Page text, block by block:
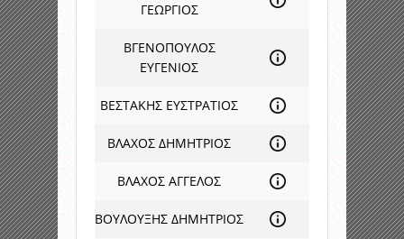
ΓΕΩΡΓΙΟΣ
ΒΓΕΝΟΠΟΥΛΟΣ
ΕΥΓΕΝΙΟΣ
ΒΕΣΤΑΚΗΣ ΕΥΣΤΡΑΤΙΟΣ
ΒΛΑΧΟΣ ΔΗΜΗΤΡΙΟΣ
ΒΛΑΧΟΣ ΑΓΓΕΛΟΣ
ΒΟΥΛΟΥΞΗΣ ΔΗΜΗΤΡΙΟΣ